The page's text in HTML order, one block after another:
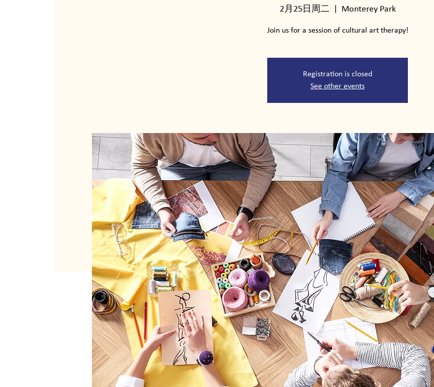
2月25日周二 Monterey Park
Join us for a session of cultural art therapy!
Registration is closed
See other events